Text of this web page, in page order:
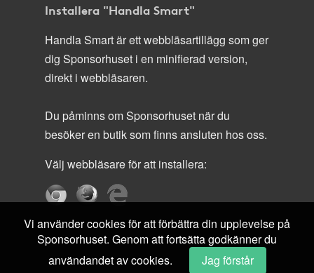
Installera "Handla Smart"
Handla Smart är ett webbläsartillägg som ger
dig Sponsorhuset i en minifierad version,
direkt i webbläsaren.
Du påminns om Sponsorhuset när du
besöker en butik som finns ansluten hos oss.
Välj webbläsare för att installera:
Vi använder cookies för att förbättra din upplevelse på
Sponsorhuset. Genom att fortsätta godkänner du
användandet av cookies.
Jag förstår